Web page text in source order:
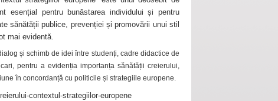
esențial pentru bunăstarea individului și pentru
sănătății publice, prevenției și promovării unui stil
mai evidentă.
și schimb de idei între studenți, cadre didactice de
pentru a evidenția importanța sănătății creierului,
în concordanță cu politicile și strategiile europene.
contextul-strategiilor-europene